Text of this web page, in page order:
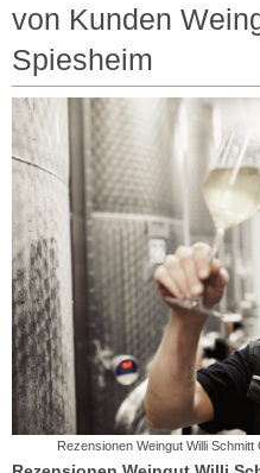
von Kunden
Spiesheim
Rezensionen Weingut Willi